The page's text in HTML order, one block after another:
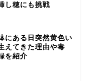
し穂にも挑戦
にある日突然黄色い
えてきた理由や毒
を紹介